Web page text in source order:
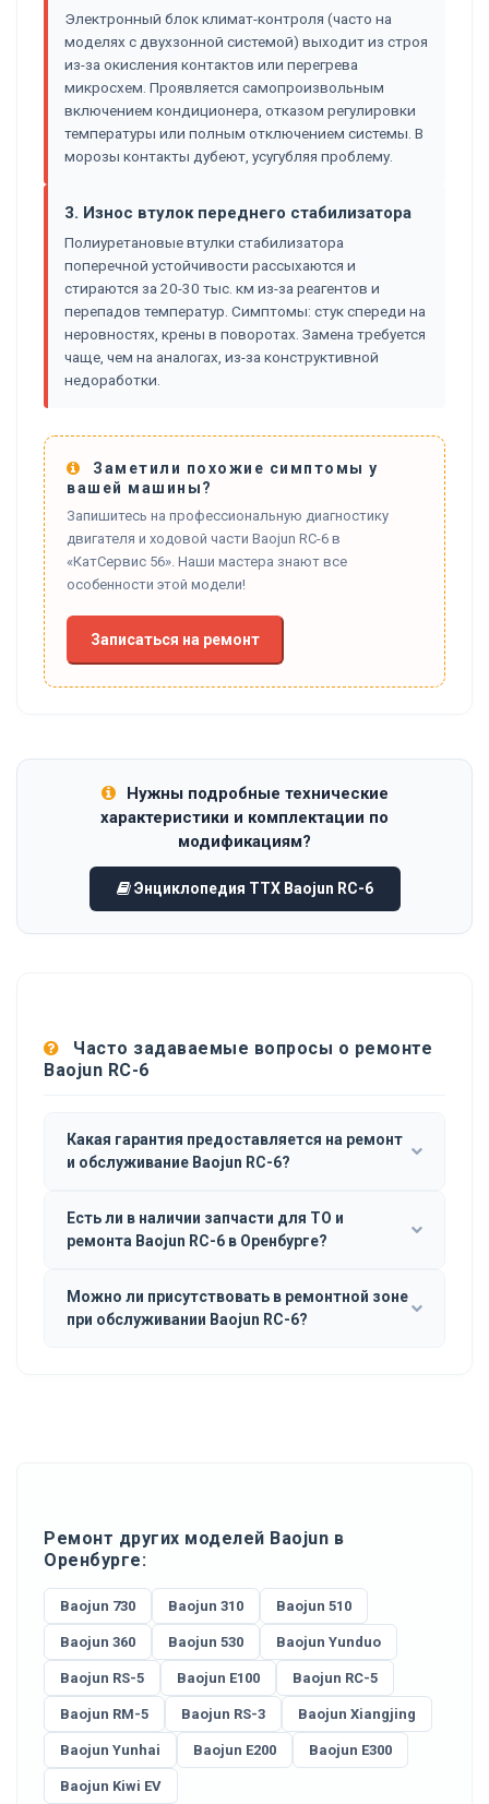
Электронный блок климат-контроля (часто на
моделях с двухзонной системой) выходит из строя
из-за окисления контактов или перегрева
микросхем. Проявляется самопроизвольным
включением кондиционера, отказом регулировки
температуры или полным отключением системы. В
морозы контакты дубеют, усугубляя проблему.
3. Износ втулок переднего стабилизатора
Полиуретановые втулки стабилизатора
поперечной устойчивости рассыхаются и
стираются за 20-30 тыс. км из-за реагентов и
перепадов температур. Симптомы: стук спереди на
неровностях, крены в поворотах. Замена требуется
чаще, чем на аналогах, из-за конструктивной
недоработки.
Заметили похожие симптомы у
вашей машины?
Запишитесь на профессиональную диагностику
двигателя и ходовой части Baojun RC-6 в
«КатСервис 56». Наши мастера знают все
особенности этой модели!
Записаться на ремонт
Нужны подробные технические
характеристики и комплектации по
модификациям?
Энциклопедия ТТХ Baojun RC-6
Часто задаваемые вопросы о ремонте
Baojun RC-6
Какая гарантия предоставляется на ремонт
и обслуживание Baojun RC-6?
Есть ли в наличии запчасти для ТО и
ремонта Baojun RC-6 в Оренбурге?
Можно ли присутствовать в ремонтной зоне
при обслуживании Baojun RC-6?
Ремонт других моделей Baojun в
Оренбурге:
Baojun 730 Baojun 310 Baojun 510
Baojun 360 Baojun 530 Baojun Yunduo
Baojun RS-5 Baojun E100 Baojun RC-5
Baojun RM-5 Baojun RS-3 Baojun Xiangjing
Baojun Yunhai Baojun E200 Baojun E300
Baojun Kiwi EV